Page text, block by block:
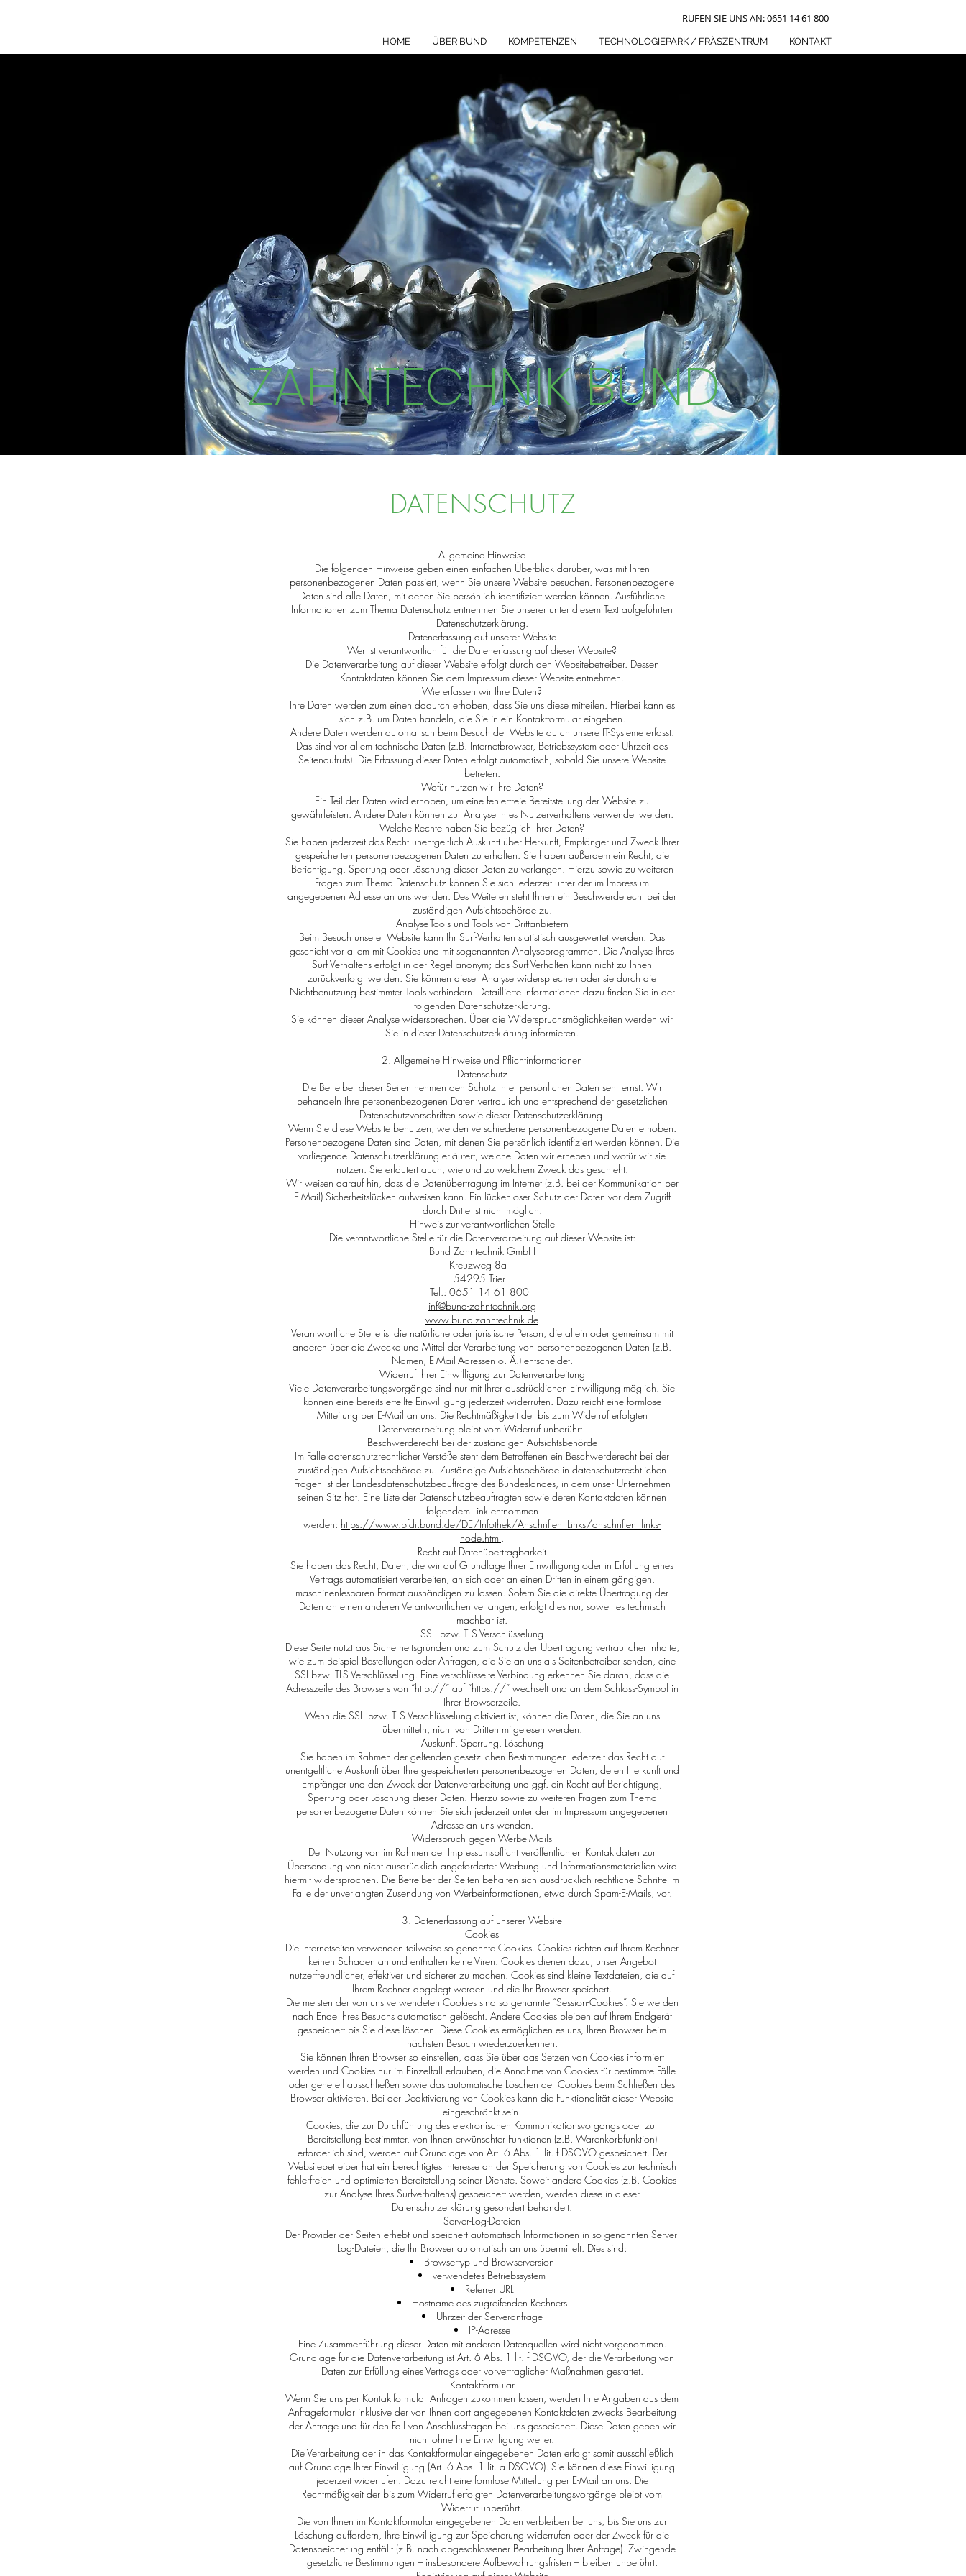
ZAHNTECHNIK BUND
DATENSCHUTZ
Allgemeine Hinweise
Die folgenden Hinweise geben einen einfachen Überblick darüber, was mit Ihren
personenbezogenen Daten passiert, wenn Sie unsere Website besuchen. Personenbezogene
Daten sind alle Daten, mit denen Sie persönlich identifiziert werden können. Ausführliche
Informationen zum Thema Datenschutz entnehmen Sie unserer unter diesem Text aufgeführten
Datenschutzerklärung.
Datenerfassung auf unserer Website
Wer ist verantwortlich für die Datenerfassung auf dieser Website?
Die Datenverarbeitung auf dieser Website erfolgt durch den Websitebetreiber. Dessen
Kontaktdaten können Sie dem Impressum dieser Website entnehmen.
Wie erfassen wir Ihre Daten?
Ihre Daten werden zum einen dadurch erhoben, dass Sie uns diese mitteilen. Hierbei kann es
sich z.B. um Daten handeln, die Sie in ein Kontaktformular eingeben.
Andere Daten werden automatisch beim Besuch der Website durch unsere IT-Systeme erfasst.
Das sind vor allem technische Daten (z.B. Internetbrowser, Betriebssystem oder Uhrzeit des
Seitenaufrufs). Die Erfassung dieser Daten erfolgt automatisch, sobald Sie unsere Website
betreten.
Wofür nutzen wir Ihre Daten?
Ein Teil der Daten wird erhoben, um eine fehlerfreie Bereitstellung der Website zu
gewährleisten. Andere Daten können zur Analyse Ihres Nutzerverhaltens verwendet werden.
Welche Rechte haben Sie bezüglich Ihrer Daten?
Sie haben jederzeit das Recht unentgeltlich Auskunft über Herkunft, Empfänger und Zweck Ihrer
gespeicherten personenbezogenen Daten zu erhalten. Sie haben außerdem ein Recht, die
Berichtigung, Sperrung oder Löschung dieser Daten zu verlangen. Hierzu sowie zu weiteren
Fragen zum Thema Datenschutz können Sie sich jederzeit unter der im Impressum
angegebenen Adresse an uns wenden. Des Weiteren steht Ihnen ein Beschwerderecht bei der
zuständigen Aufsichtsbehörde zu.
Analyse-Tools und Tools von Drittanbietern
Beim Besuch unserer Website kann Ihr Surf-Verhalten statistisch ausgewertet werden. Das
geschieht vor allem mit Cookies und mit sogenannten Analyseprogrammen. Die Analyse Ihres
Surf-Verhaltens erfolgt in der Regel anonym; das Surf-Verhalten kann nicht zu Ihnen
zurückverfolgt werden. Sie können dieser Analyse widersprechen oder sie durch die
Nichtbenutzung bestimmter Tools verhindern. Detaillierte Informationen dazu finden Sie in der
folgenden Datenschutzerklärung.
Sie können dieser Analyse widersprechen. Über die Widerspruchsmöglichkeiten werden wir
Sie in dieser Datenschutzerklärung informieren.
2. Allgemeine Hinweise und Pflichtinformationen
Datenschutz
Die Betreiber dieser Seiten nehmen den Schutz Ihrer persönlichen Daten sehr ernst. Wir
behandeln Ihre personenbezogenen Daten vertraulich und entsprechend der gesetzlichen
Datenschutzvorschriften sowie dieser Datenschutzerklärung.
Wenn Sie diese Website benutzen, werden verschiedene personenbezogene Daten erhoben.
Personenbezogene Daten sind Daten, mit denen Sie persönlich identifiziert werden können. Die
vorliegende Datenschutzerklärung erläutert, welche Daten wir erheben und wofür wir sie
nutzen. Sie erläutert auch, wie und zu welchem Zweck das geschieht.
Wir weisen darauf hin, dass die Datenübertragung im Internet (z.B. bei der Kommunikation per
E-Mail) Sicherheitslücken aufweisen kann. Ein lückenloser Schutz der Daten vor dem Zugriff
durch Dritte ist nicht möglich.
Hinweis zur verantwortlichen Stelle
Die verantwortliche Stelle für die Datenverarbeitung auf dieser Website ist:
Bund Zahntechnik GmbH
Kreuzweg 8a
54295 Trier
Tel.: 0651 14 61 800
inf@bund-zahntechnik.org
www.bund-zahntechnik.de
Verantwortliche Stelle ist die natürliche oder juristische Person, die allein oder gemeinsam mit
anderen über die Zwecke und Mittel der Verarbeitung von personenbezogenen Daten (z.B.
Namen, E-Mail-Adressen o. Ä.) entscheidet.
Widerruf Ihrer Einwilligung zur Datenverarbeitung
Viele Datenverarbeitungsvorgänge sind nur mit Ihrer ausdrücklichen Einwilligung möglich. Sie
können eine bereits erteilte Einwilligung jederzeit widerrufen. Dazu reicht eine formlose
Mitteilung per E-Mail an uns. Die Rechtmäßigkeit der bis zum Widerruf erfolgten
Datenverarbeitung bleibt vom Widerruf unberührt.
Beschwerderecht bei der zuständigen Aufsichtsbehörde
Im Falle datenschutzrechtlicher Verstöße steht dem Betroffenen ein Beschwerderecht bei der
zuständigen Aufsichtsbehörde zu. Zuständige Aufsichtsbehörde in datenschutzrechtlichen
Fragen ist der Landesdatenschutzbeauftragte des Bundeslandes, in dem unser Unternehmen
seinen Sitz hat. Eine Liste der Datenschutzbeauftragten sowie deren Kontaktdaten können
folgendem Link entnommen
werden: https://www.bfdi.bund.de/DE/Infothek/Anschriften_Links/anschriften_links-
node.html.
Recht auf Datenübertragbarkeit
Sie haben das Recht, Daten, die wir auf Grundlage Ihrer Einwilligung oder in Erfüllung eines
Vertrags automatisiert verarbeiten, an sich oder an einen Dritten in einem gängigen,
maschinenlesbaren Format aushändigen zu lassen. Sofern Sie die direkte Übertragung der
Daten an einen anderen Verantwortlichen verlangen, erfolgt dies nur, soweit es technisch
machbar ist.
SSL- bzw. TLS-Verschlüsselung
Diese Seite nutzt aus Sicherheitsgründen und zum Schutz der Übertragung vertraulicher Inhalte,
wie zum Beispiel Bestellungen oder Anfragen, die Sie an uns als Seitenbetreiber senden, eine
SSL-bzw. TLS-Verschlüsselung. Eine verschlüsselte Verbindung erkennen Sie daran, dass die
Adresszeile des Browsers von “http://” auf “https://” wechselt und an dem Schloss-Symbol in
Ihrer Browserzeile.
Wenn die SSL- bzw. TLS-Verschlüsselung aktiviert ist, können die Daten, die Sie an uns
übermitteln, nicht von Dritten mitgelesen werden.
Auskunft, Sperrung, Löschung
Sie haben im Rahmen der geltenden gesetzlichen Bestimmungen jederzeit das Recht auf
unentgeltliche Auskunft über Ihre gespeicherten personenbezogenen Daten, deren Herkunft und
Empfänger und den Zweck der Datenverarbeitung und ggf. ein Recht auf Berichtigung,
Sperrung oder Löschung dieser Daten. Hierzu sowie zu weiteren Fragen zum Thema
personenbezogene Daten können Sie sich jederzeit unter der im Impressum angegebenen
Adresse an uns wenden.
Widerspruch gegen Werbe-Mails
Der Nutzung von im Rahmen der Impressumspflicht veröffentlichten Kontaktdaten zur
Übersendung von nicht ausdrücklich angeforderter Werbung und Informationsmaterialien wird
hiermit widersprochen. Die Betreiber der Seiten behalten sich ausdrücklich rechtliche Schritte im
Falle der unverlangten Zusendung von Werbeinformationen, etwa durch Spam-E-Mails, vor.
3. Datenerfassung auf unserer Website
Cookies
Die Internetseiten verwenden teilweise so genannte Cookies. Cookies richten auf Ihrem Rechner
keinen Schaden an und enthalten keine Viren. Cookies dienen dazu, unser Angebot
nutzerfreundlicher, effektiver und sicherer zu machen. Cookies sind kleine Textdateien, die auf
Ihrem Rechner abgelegt werden und die Ihr Browser speichert.
Die meisten der von uns verwendeten Cookies sind so genannte “Session-Cookies”. Sie werden
nach Ende Ihres Besuchs automatisch gelöscht. Andere Cookies bleiben auf Ihrem Endgerät
gespeichert bis Sie diese löschen. Diese Cookies ermöglichen es uns, Ihren Browser beim
nächsten Besuch wiederzuerkennen.
Sie können Ihren Browser so einstellen, dass Sie über das Setzen von Cookies informiert
werden und Cookies nur im Einzelfall erlauben, die Annahme von Cookies für bestimmte Fälle
oder generell ausschließen sowie das automatische Löschen der Cookies beim Schließen des
Browser aktivieren. Bei der Deaktivierung von Cookies kann die Funktionalität dieser Website
eingeschränkt sein.
Cookies, die zur Durchführung des elektronischen Kommunikationsvorgangs oder zur
Bereitstellung bestimmter, von Ihnen erwünschter Funktionen (z.B. Warenkorbfunktion)
erforderlich sind, werden auf Grundlage von Art. 6 Abs. 1 lit. f DSGVO gespeichert. Der
Websitebetreiber hat ein berechtigtes Interesse an der Speicherung von Cookies zur technisch
fehlerfreien und optimierten Bereitstellung seiner Dienste. Soweit andere Cookies (z.B. Cookies
zur Analyse Ihres Surfverhaltens) gespeichert werden, werden diese in dieser
Datenschutzerklärung gesondert behandelt.
Server-Log-Dateien
Der Provider der Seiten erhebt und speichert automatisch Informationen in so genannten Server-
Log-Dateien, die Ihr Browser automatisch an uns übermittelt. Dies sind:
Browsertyp und Browserversion
verwendetes Betriebssystem
Referrer URL
Hostname des zugreifenden Rechners
Uhrzeit der Serveranfrage
IP-Adresse
Eine Zusammenführung dieser Daten mit anderen Datenquellen wird nicht vorgenommen.
Grundlage für die Datenverarbeitung ist Art. 6 Abs. 1 lit. f DSGVO, der die Verarbeitung von
Daten zur Erfüllung eines Vertrags oder vorvertraglicher Maßnahmen gestattet.
Kontaktformular
Wenn Sie uns per Kontaktformular Anfragen zukommen lassen, werden Ihre Angaben aus dem
Anfrageformular inklusive der von Ihnen dort angegebenen Kontaktdaten zwecks Bearbeitung
der Anfrage und für den Fall von Anschlussfragen bei uns gespeichert. Diese Daten geben wir
nicht ohne Ihre Einwilligung weiter.
Die Verarbeitung der in das Kontaktformular eingegebenen Daten erfolgt somit ausschließlich
auf Grundlage Ihrer Einwilligung (Art. 6 Abs. 1 lit. a DSGVO). Sie können diese Einwilligung
jederzeit widerrufen. Dazu reicht eine formlose Mitteilung per E-Mail an uns. Die
Rechtmäßigkeit der bis zum Widerruf erfolgten Datenverarbeitungsvorgänge bleibt vom
Widerruf unberührt.
Die von Ihnen im Kontaktformular eingegebenen Daten verbleiben bei uns, bis Sie uns zur
Löschung auffordern, Ihre Einwilligung zur Speicherung widerrufen oder der Zweck für die
Datenspeicherung entfällt (z.B. nach abgeschlossener Bearbeitung Ihrer Anfrage). Zwingende
gesetzliche Bestimmungen – insbesondere Aufbewahrungsfristen – bleiben unberührt.
HOME ÜBER BUND KOMPETENZEN TECHNOLOGIEPARK / FRÄSZENTRUM KONTAKT
RUFEN SIE UNS AN: 0651 14 61 800